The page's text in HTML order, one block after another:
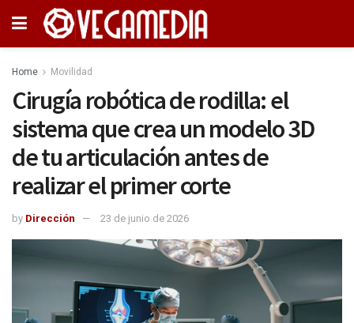
Home Movilidad
Cirugía robótica de rodilla: el
sistema que crea un modelo 3D
de tu articulación antes de
realizar el primer corte
by Dirección 23 de junio de 2026